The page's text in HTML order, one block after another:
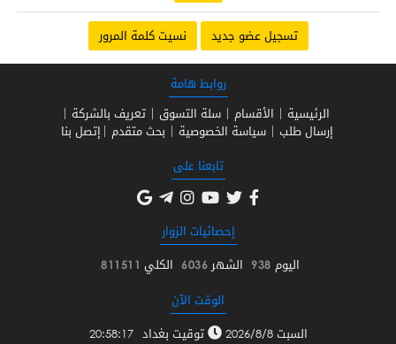
تسجيل عضو جديد نسيت كلمة المرور
روابط هامة
الرئيسية
الأقسام سلة التسوق
تعريف بالشركة
إرسال طلب
سياسة الخصوصية بحث متقدم إتصل بنا
تابعنا على
إحصائيات الزوار
اليوم 938 الشهر 6036 الكلي 811511
الوقت الآن
السبت 2026/8/8 توقيت بغداد 20:58:17